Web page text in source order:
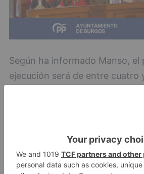
Según ha informado Manso, el
ejecución será de entre cuatro
contará
septiembre